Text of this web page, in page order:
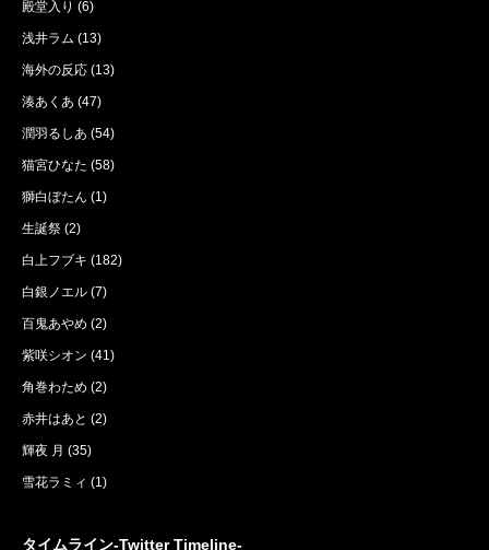
殿堂入り (6)
浅井ラム (13)
海外の反応 (13)
湊あくあ (47)
潤羽るしあ (54)
猫宮ひなた (58)
獅白ぼたん (1)
生誕祭 (2)
白上フブキ (182)
白銀ノエル (7)
百鬼あやめ (2)
紫咲シオン (41)
角巻わため (2)
赤井はあと (2)
輝夜 月 (35)
雪花ラミィ (1)
タイムライン-Twitter Timeline-